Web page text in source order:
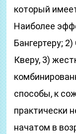
который
Наиболее
Бангертеру;
Кверу, 3)
способы, к
практически
начатом в